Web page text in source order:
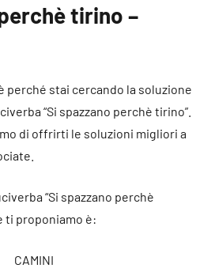
tirino –
perché stai cercando la soluzione
“Si spazzano perchè tirino”.
di offrirti le soluzioni migliori a
“Si spazzano perchè
ti proponiamo è:
CAMINI